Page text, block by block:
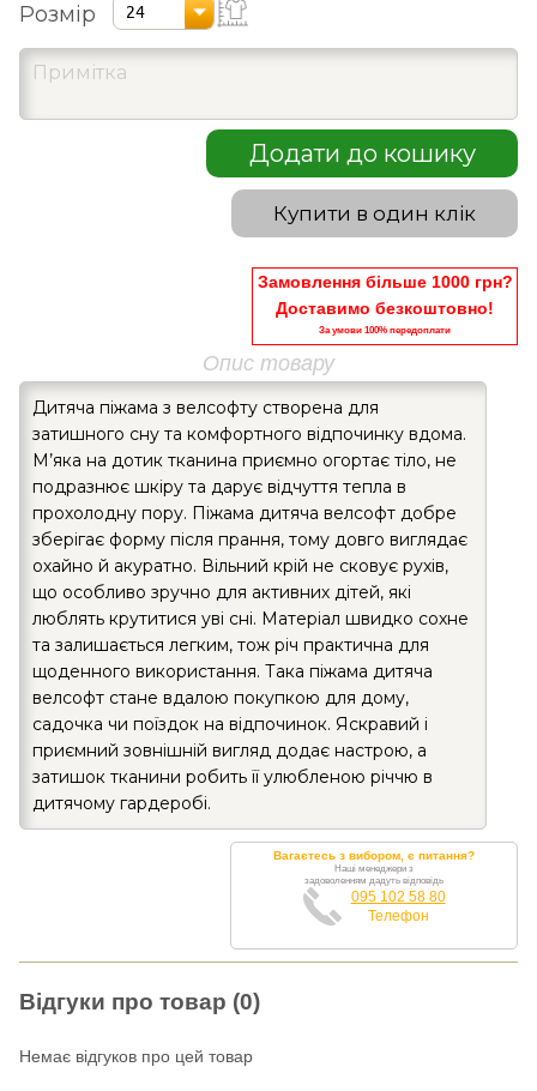
Розмір 24
Додати до кошику
Купити в один клік
Замовлення більше 1000 грн?
Доставимо безкоштовно!
За умови 100% передоплати
Опис товару
Дитяча піжама з велсофту створена для
затишного сну та комфортного відпочинку вдома.
М’яка на дотик тканина приємно огортає тіло, не
подразнює шкіру та дарує відчуття тепла в
прохолодну пору. Піжама дитяча велсофт добре
зберігає форму після прання, тому довго виглядає
охайно й акуратно. Вільний крій не сковує рухів,
що особливо зручно для активних дітей, які
люблять крутитися уві сні. Матеріал швидко сохне
та залишається легким, тож річ практична для
щоденного використання. Така піжама дитяча
велсофт стане вдалою покупкою для дому,
садочка чи поїздок на відпочинок. Яскравий і
приємний зовнішній вигляд додає настрою, а
затишок тканини робить її улюбленою річчю в
дитячому гардеробі.
Вагаєтесь з вибором, є питання?
Наші менеджери з
задоволенням дадуть відповідь
095 102 58 80
Телефон
Відгуки про товар (0)
Немає відгуков про цей товар